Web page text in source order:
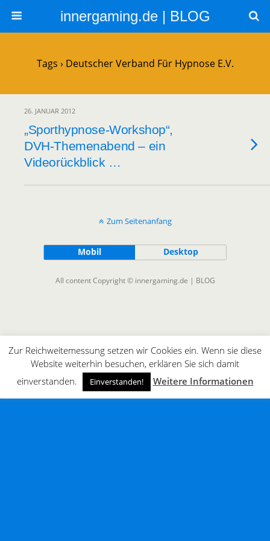
innergaming.de | BLOG
Tags › Deutscher Verband Für Hypnose E.V.
26. JANUAR 2012
„Sporthypnose-Workshop“,
DVH-Themenabend – ein
Videorückblick …
Zum Seitenanfang
Mobil Desktop
All content Copyright © innergaming.de | BLOG
Zur Reichweitemessung setzen wir Cookies ein. Wenn sie diese
Website weiterhin besuchen, erklären Sie sich damit
einverstanden.
Einverstanden! Weitere Informationen